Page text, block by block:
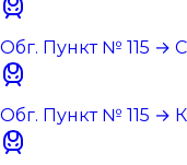
Обг. Пункт № 115 →
Обг. Пункт № 115 →